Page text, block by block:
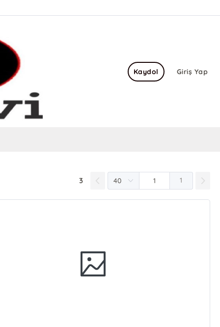
Giriş Yap
Kaydol
3 1